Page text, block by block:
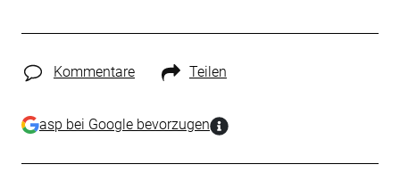
Kommentare Teilen
asp bei Google bevorzugen